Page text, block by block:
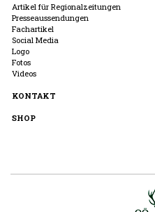
Artikel für Regionalzeitungen
Presseaussendungen
Fachartikel
Social Media
Logo
Fotos
Videos
KONTAKT
SHOP